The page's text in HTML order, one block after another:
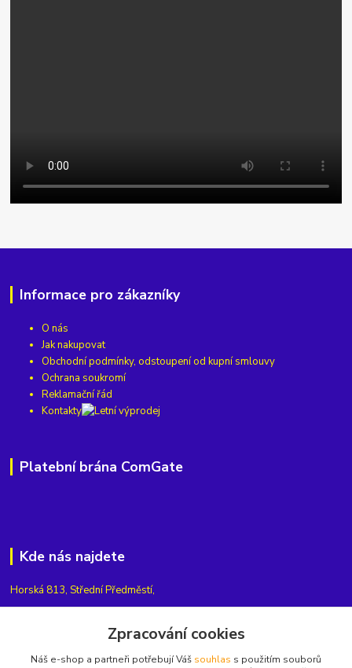
Informace pro zákazníky
O nás
Jak nakupovat
Obchodní podmínky, odstoupení od kupní smlouvy
Ochrana soukromí
Reklamační řád
Kontakty
Platební brána ComGate
Kde nás najdete
Horská 813, Střední Předměstí,
nebo na
Zpracování cookies
Náš e-shop a partneři potřebují Váš souhlas s použitím souborů